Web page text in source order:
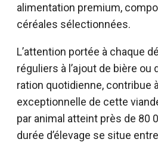
alimentation premium,
céréales sélectionnées.
L’attention portée à chaque
réguliers à l’ajout de bière ou
ration quotidienne, contribue
exceptionnelle de cette
par animal atteint près de 80
durée d’élevage se situe